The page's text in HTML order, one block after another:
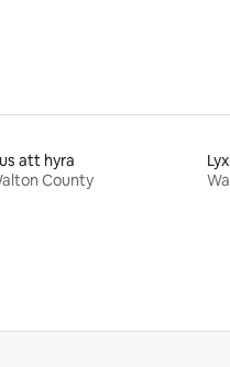
att hyra
County